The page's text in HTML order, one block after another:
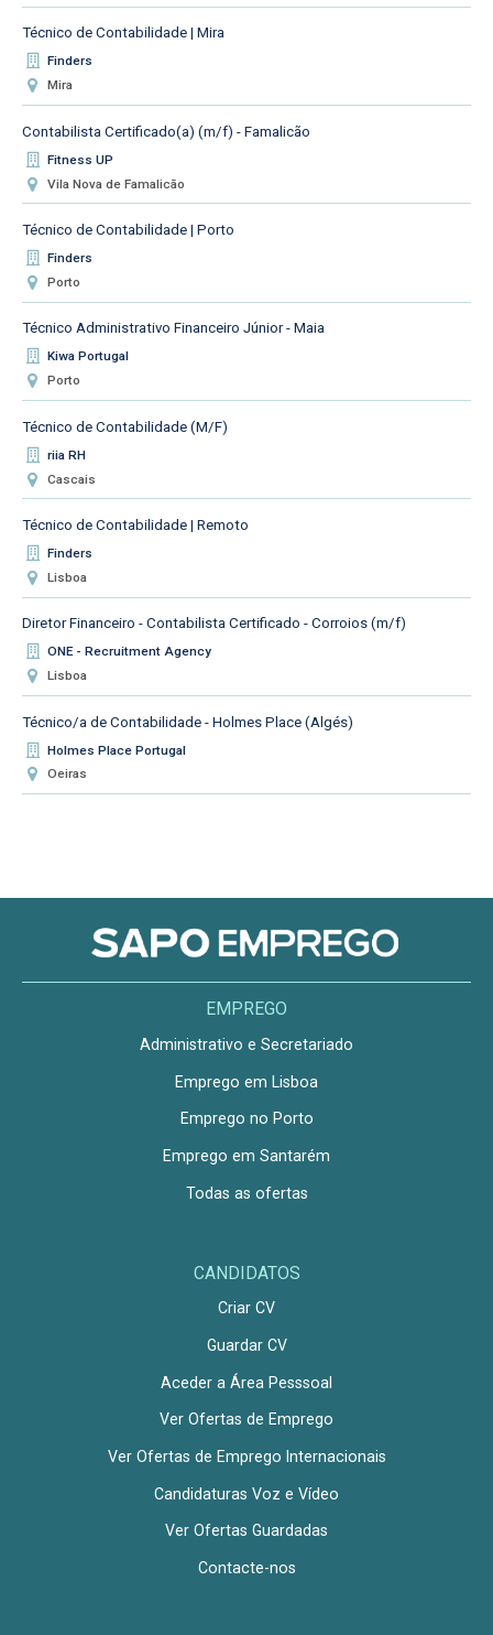
Técnico de Contabilidade | Mira
Finders
Mira
Contabilista Certificado(a) (m/f) - Famalicão
Fitness UP
Vila Nova de Famalicão
Técnico de Contabilidade | Porto
Finders
Porto
Técnico Administrativo Financeiro Júnior - Maia
Kiwa Portugal
Porto
Técnico de Contabilidade (M/F)
riia RH
Cascais
Técnico de Contabilidade | Remoto
Finders
Lisboa
Diretor Financeiro - Contabilista Certificado - Corroios (m/f)
ONE - Recruitment Agency
Lisboa
Técnico/a de Contabilidade - Holmes Place (Algés)
Holmes Place Portugal
Oeiras
EMPREGO
Administrativo e Secretariado
Emprego em Lisboa
Emprego no Porto
Emprego em Santarém
Todas as ofertas
CANDIDATOS
Criar CV
Guardar CV
Aceder a Área Pesssoal
Ver Ofertas de Emprego
Ver Ofertas de Emprego Internacionais
Candidaturas Voz e Vídeo
Ver Ofertas Guardadas
Contacte-nos